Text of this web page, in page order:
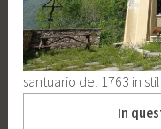
santuario del 1763 in
In